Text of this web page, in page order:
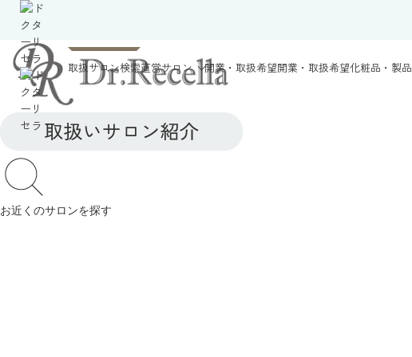
取扱サロン検索直営サロン 開業・取扱希望開業・取扱希望化粧品・製品
お近くのサロンを探す